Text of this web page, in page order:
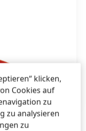
klicken,
Cookies auf
zu
zu analysieren
zu